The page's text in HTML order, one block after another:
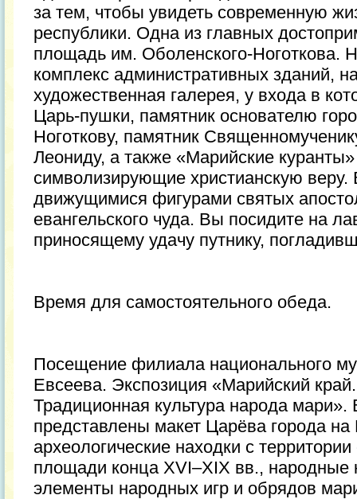
за тем, чтобы увидеть современную
республики. Одна из главных
площадь им. Оболенского-Ноготкова.
комплекс административных зданий,
художественная галерея, у входа в
Царь-пушки, памятник основателю
Ноготкову, памятник
Леониду, а также «Марийские
символизирующие христианскую
движущимися фигурами святых
евангельского чуда. Вы посидите на
приносящему удачу путнику,
Время для самостоятельного обеда.
Посещение филиала национального
Евсеева. Экспозиция «Марийский
Традиционная культура народа мари».
представлены макет Царёва города на
археологические находки с
площади конца XVI–XIX вв., народные
элементы народных игр и обрядов